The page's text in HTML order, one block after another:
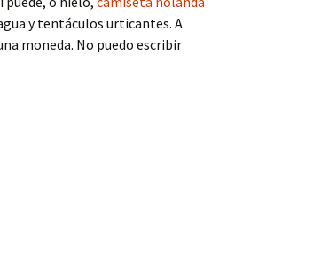
y tentáculos urticantes. A
moneda. No puedo escribir